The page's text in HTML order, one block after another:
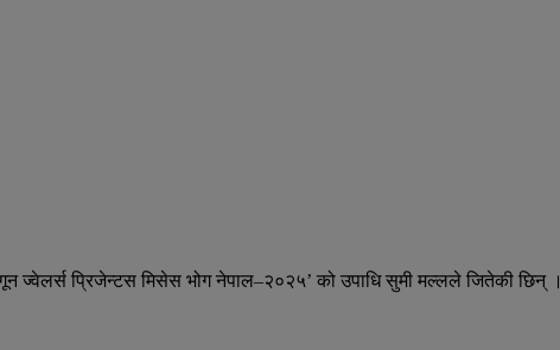
प्रिजेन्टस मिसेस भोग नेपाल–२०२५’ को उपाधि सुमी मल्लले जितेकी छिन् ।